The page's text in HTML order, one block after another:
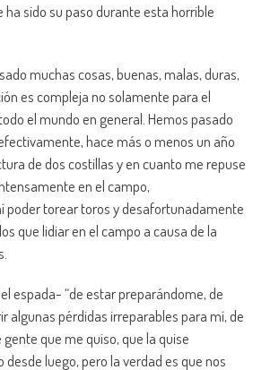
sido su paso durante esta horrible
muchas cosas, buenas, malas, duras,
es compleja no solamente para el
el mundo en general. Hemos pasado
hace más o menos un año
de dos costillas y en cuanto me repuse
en el campo,
poder torear toros y desafortunadamente
que lidiar en el campo a causa de la
espada- “de estar preparándome, de
algunas pérdidas irreparables para mí, de
que me quiso, que la quise
luego, pero la verdad es que nos